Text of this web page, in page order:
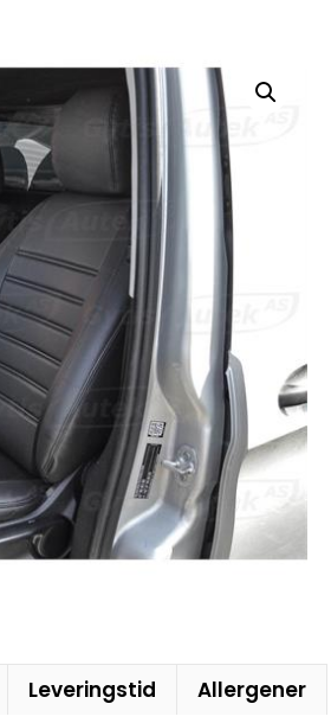
Leveringstid Allergener